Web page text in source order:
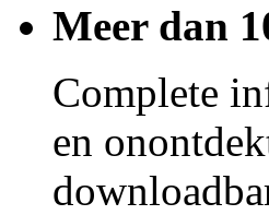
Meer dan
Complete
en